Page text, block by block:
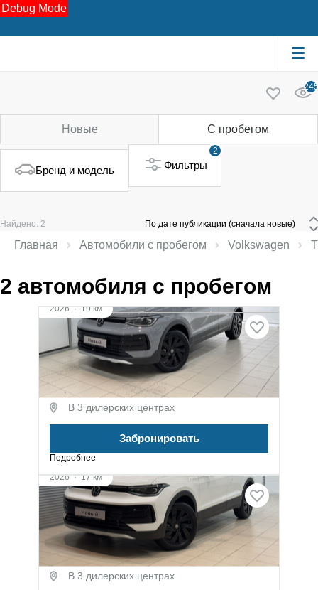
Debug Mode
245
Новые С пробегом
Бренд и модель
2
Фильтры
Найдено: 2
Главная Автомобили с пробегом Volkswagen
2 автомобиля с пробегом
2026·19 км
Volkswagen Tharu XR
1.5 л (160 л.с.), Робот, бензин, передний
3 200 000 ₽
В 3 дилерских центрах
Забронировать
Подробнее
2026·17 км
Volkswagen Tharu XR
1.5 л (160 л.с.), Робот, бензин, передний
3 200 000 ₽
В 3 дилерских центрах